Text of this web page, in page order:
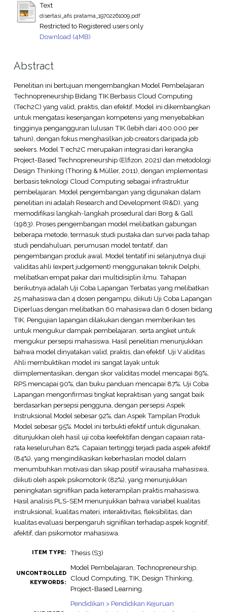
Text
disertasi_afis pratama_19702261009.pdf
Restricted to Registered users only
Download (4MB)
Abstract
Penelitian ini bertujuan mengembangkan Model Pembelajaran
Technopreneurship Bidang TIK Berbasis Cloud Computing
(Tech2C) yang valid, praktis, dan efektif. Model ini dikembangkan
untuk mengatasi kesenjangan kompetensi yang menyebabkan
tingginya pengangguran lulusan TIK (lebih dari 400.000 per
tahun), dengan fokus menghasilkan job creators daripada job
seekers. Model T ech2C merupakan integrasi dari kerangka
Project-Based Technopreneurship (Elfizon, 2021) dan metodologi
Design Thinking (Thoring & Müller, 2011), dengan implementasi
berbasis teknologi Cloud Computing sebagai infrastruktur
pembelajaran. Model pengembangan yang digunakan dalam
penelitian ini adalah Research and Development (R&D), yang
memodifikasi langkah-langkah prosedural dari Borg & Gall
(1983). Proses pengembangan model melibatkan gabungan
beberapa metode, termasuk studi pustaka dan survei pada tahap
studi pendahuluan, perumusan model tentatif, dan
pengembangan produk awal. Model tentatif ini selanjutnya diuji
validitas ahli (expert judgement) menggunakan teknik Delphi,
melibatkan empat pakar dari multidisiplin ilmu. Tahapan
berikutnya adalah Uji Coba Lapangan Terbatas yang melibatkan
25 mahasiswa dan 4 dosen pengampu, diikuti Uji Coba Lapangan
Diperluas dengan melibatkan 60 mahasiswa dan 6 dosen bidang
TIK. Pengujian lapangan dilakukan dengan memberikan tes
untuk mengukur dampak pembelajaran, serta angket untuk
mengukur persepsi mahasiswa. Hasil penelitian menunjukkan
bahwa model dinyatakan valid, praktis, dan efektif. Uji V aliditas
Ahli membuktikan model ini sangat layak untuk
diimplementasikan, dengan skor validitas model mencapai 89%,
RPS mencapai 90%, dan buku panduan mencapai 87%. Uji Coba
Lapangan mengonfirmasi tingkat kepraktisan yang sangat baik
berdasarkan persepsi pengguna, dengan persepsi Aspek
Instruksional Model sebesar 92%, dan Aspek Tampilan Produk
Model sebesar 95%. Model ini terbukti efektif untuk digunakan,
ditunjukkan oleh hasil uji coba keefektifan dengan capaian rata-
rata keseluruhan 82%. Capaian tertinggi terjadi pada aspek afektif
(84%), yang mengindikasikan keberhasilan model dalam
menumbuhkan motivasi dan sikap positif wirausaha mahasiswa,
diikuti oleh aspek psikomotorik (82%), yang menunjukkan
peningkatan signifikan pada keterampilan praktis mahasiswa.
Hasil analisis PLS-SEM menunjukkan bahwa variabel kualitas
instruksional, kualitas materi, interaktivitas, fleksibilitas, dan
kualitas evaluasi berpengaruh signifikan terhadap aspek kognitif,
afektif, dan psikomotor mahasiswa.
ITEM TYPE: Thesis (S3)
UNCONTROLLED
KEYWORDS:
Model Pembelajaran, Technopreneurship,
Cloud Computing, TIK, Design Thinking,
Project-Based Learning.
Pendidikan > Pendidikan Kejuruan